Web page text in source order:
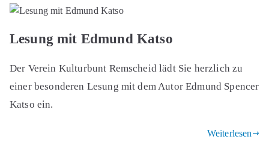
Lesung mit Edmund Katso
Der Verein Kulturbunt Remscheid lädt Sie herzlich zu
einer besonderen Lesung mit dem Autor Edmund Spencer
Katso ein.
Weiterlesen